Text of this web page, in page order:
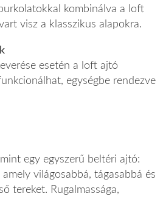
kombinálva a loft
visz a klasszikus alapokra.
esetén a loft ajtó
egységbe rendezve
egy egyszerű beltéri ajtó:
világosabbá, tágasabbá és
tereket. Rugalmassága,